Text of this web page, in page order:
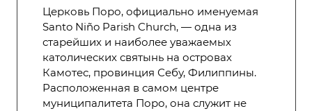
Церковь Поро, официально именуемая
Santo Niño Parish Church, — одна из
старейших и наиболее уважаемых
католических святынь на островах
Камотес, провинция Себу, Филиппины.
Расположенная в самом центре
муниципалитета Поро, она служит не